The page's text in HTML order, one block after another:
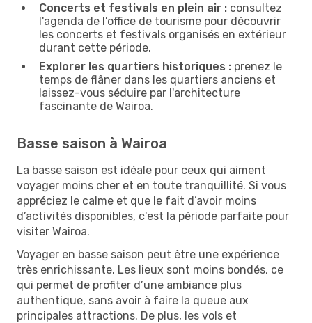
Concerts et festivals en plein air : consultez
l'agenda de l’office de tourisme pour découvrir
les concerts et festivals organisés en extérieur
durant cette période.
Explorer les quartiers historiques : prenez le
temps de flâner dans les quartiers anciens et
laissez-vous séduire par l'architecture
fascinante de Wairoa.
Basse saison à Wairoa
La basse saison est idéale pour ceux qui aiment
voyager moins cher et en toute tranquillité. Si vous
appréciez le calme et que le fait d’avoir moins
d’activités disponibles, c'est la période parfaite pour
visiter Wairoa.
Voyager en basse saison peut être une expérience
très enrichissante. Les lieux sont moins bondés, ce
qui permet de profiter d’une ambiance plus
authentique, sans avoir à faire la queue aux
principales attractions. De plus, les vols et